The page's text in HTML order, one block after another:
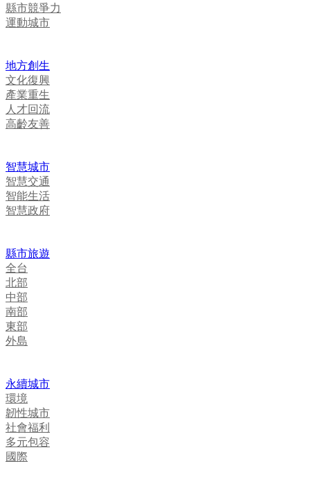
縣市競爭力
運動城市
地方創生
文化復興
產業重生
人才回流
高齡友善
智慧城市
智慧交通
智能生活
智慧政府
縣市旅遊
全台
北部
中部
南部
東部
外島
永續城市
環境
韌性城市
社會福利
多元包容
國際